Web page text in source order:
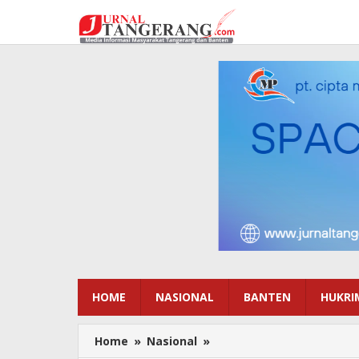
konten
HOME NASIONAL BANTEN
Home » Nasional »